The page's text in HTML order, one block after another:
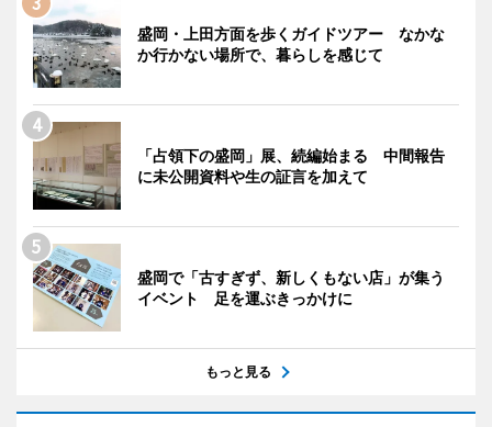
盛岡・上田方面を歩くガイドツアー なかな
か行かない場所で、暮らしを感じて
「占領下の盛岡」展、続編始まる 中間報告
に未公開資料や生の証言を加えて
盛岡で「古すぎず、新しくもない店」が集う
イベント 足を運ぶきっかけに
もっと見る